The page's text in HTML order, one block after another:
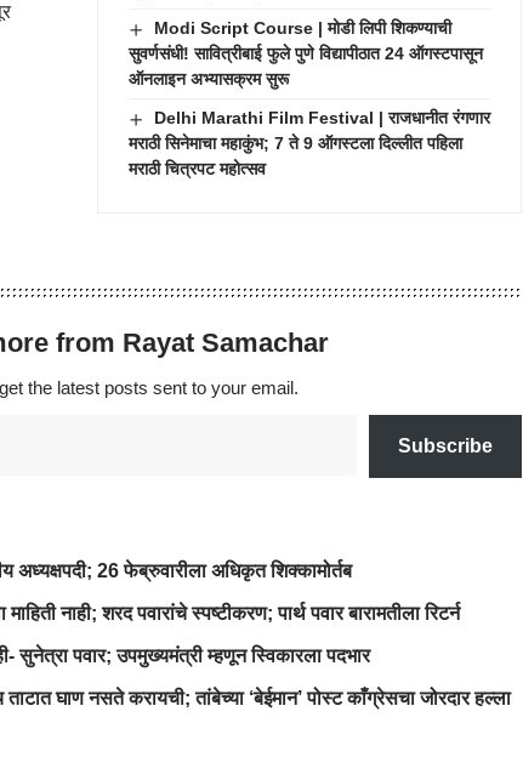
Modi Script Course | मोडी लिपी शिकण्याची
सुवर्णसंधी! सावित्रीबाई फुले पुणे विद्यापीठात 24 ऑगस्टपासून
ऑनलाइन अभ्यासक्रम सुरू
Delhi Marathi Film Festival | राजधानीत रंगणार
मराठी सिनेमाचा महाकुंभ; 7 ते 9 ऑगस्टला दिल्लीत पहिला
मराठी चित्रपट महोत्सव
from Rayat Samachar
the latest posts sent to your email.
Subscribe
अध्यक्षपदी; 26 फेब्रुवारीला अधिकृत शिक्कामोर्तब
नाही; शरद पवारांचे स्पष्टीकरण; पार्थ पवार बारामतीला रिटर्न
सुनेत्रा पवार; उपमुख्यमंत्री म्हणून स्विकारला पदभार
घाण नसते करायची; तांबेच्या ‘बेईमान’ पोस्ट काँग्रेसचा जोरदार हल्ला